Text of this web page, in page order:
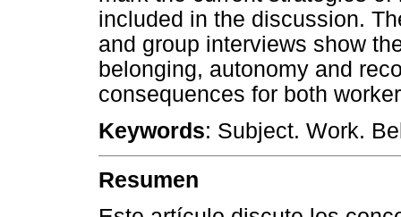
included in the discussion.
and group interviews show
belonging, autonomy and
consequences for both
Keywords: Subject. Work.
Resumen